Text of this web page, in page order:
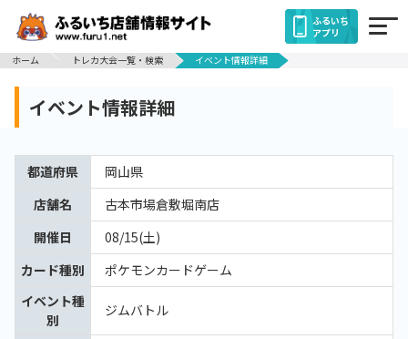
ふるいち
アプリ
ホーム
トレカ大会一覧・検索 イベント情報詳細
イベント情報詳細
都道府県
岡山県
店舗名
古本市場倉敷堀南店
開催日
08/15(土)
カード種別
ポケモンカードゲーム
イベント種
別
ジムバトル